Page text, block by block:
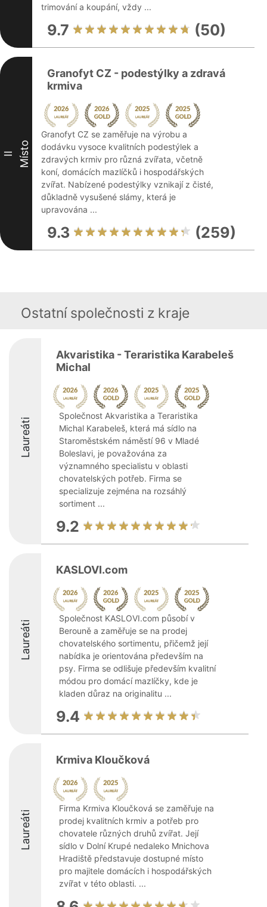
trimování a koupání, vždy ...
9.7 (50)
II Místo
Granofyt CZ - podestýlky a zdravá
krmiva
Granofyt CZ se zaměřuje na výrobu a
dodávku vysoce kvalitních podestýlek a
zdravých krmiv pro různá zvířata, včetně
koní, domácích mazlíčků i hospodářských
zvířat. Nabízené podestýlky vznikají z čisté,
důkladně vysušené slámy, která je
upravována ...
9.3 (259)
Ostatní společnosti z kraje
Laureáti
Akvaristika - Teraristika Karabeleš
Michal
Společnost Akvaristika a Teraristika
Michal Karabeleš, která má sídlo na
Staroměstském náměstí 96 v Mladé
Boleslavi, je považována za
významného specialistu v oblasti
chovatelských potřeb. Firma se
specializuje zejména na rozsáhlý
sortiment ...
9.2
Laureáti
KASLOVI.com
Společnost KASLOVI.com působí v
Berouně a zaměřuje se na prodej
chovatelského sortimentu, přičemž její
nabídka je orientována především na
psy. Firma se odlišuje především kvalitní
módou pro domácí mazlíčky, kde je
kladen důraz na originalitu ...
9.4
Laureáti
Krmiva Kloučková
Firma Krmiva Kloučková se zaměřuje na
prodej kvalitních krmiv a potřeb pro
chovatele různých druhů zvířat. Její
sídlo v Dolní Krupé nedaleko Mnichova
Hradiště představuje dostupné místo
pro majitele domácích i hospodářských
zvířat v této oblasti. ...